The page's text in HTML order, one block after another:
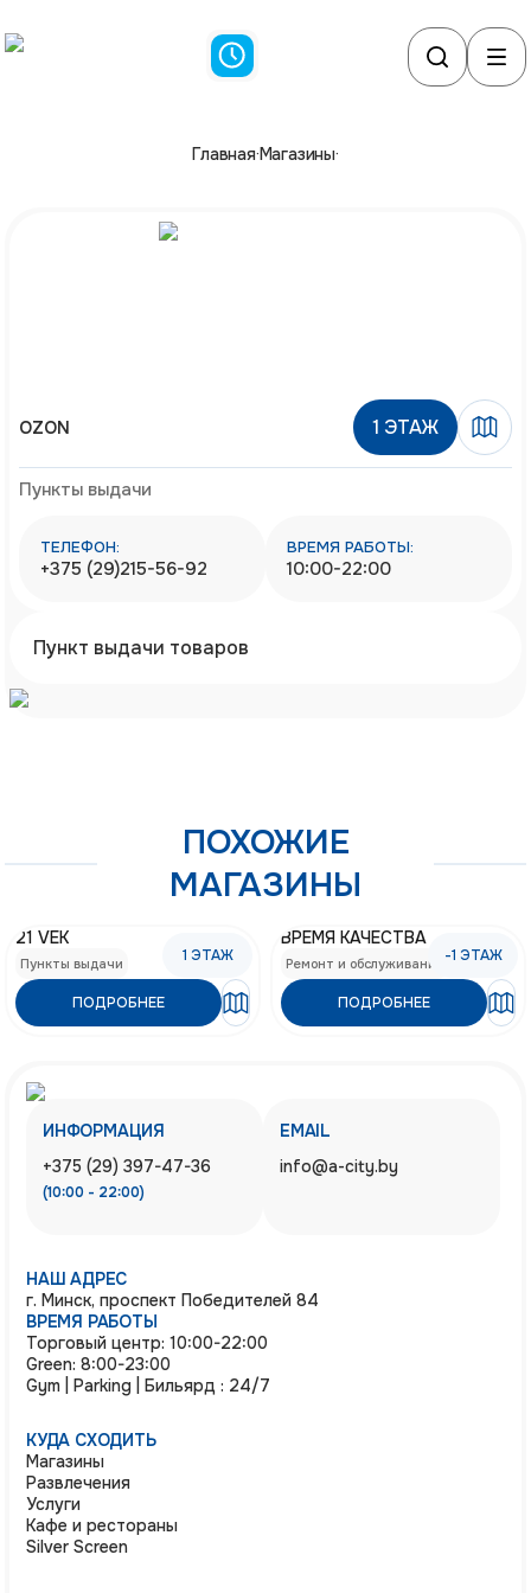
Главная·Магазины·
OZON 1 ЭТАЖ
Пункты выдачи
ТЕЛЕФОН:
+375 (29)215-56-92
ВРЕМЯ РАБОТЫ:
10:00-22:00
Пункт выдачи товаров
ПОХОЖИЕ
МАГАЗИНЫ
1 ЭТАЖ
21 VEK
Пункты выдачи
ПОДРОБНЕЕ
-1 ЭТАЖ
ВРЕМЯ КАЧЕСТВА
Ремонт и обслуживание
ПОДРОБНЕЕ
ИНФОРМАЦИЯ
+375 (29) 397-47-36
(10:00 - 22:00)
EMAIL
info@a-city.by
НАШ АДРЕС
г. Минск, проспект Победителей 84
ВРЕМЯ РАБОТЫ
Торговый центр: 10:00-22:00
Green: 8:00-23:00
Gym | Parking | Бильярд : 24/7
КУДА СХОДИТЬ
Магазины
Развлечения
Услуги
Кафе и рестораны
Silver Screen